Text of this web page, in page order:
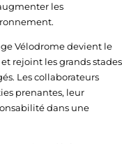
les
Vélodrome devient le
rejoint les grands stades
Les collaborateurs
prenantes, leur
dans une